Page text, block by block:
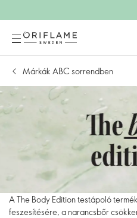
Márkák ABC sorrendben
A The Body Edition testápoló
feszesítésére, a narancsbőr